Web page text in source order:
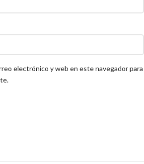
electrónico y web en este navegador para